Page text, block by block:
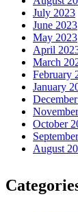
July 2023
June 2023
May 2023
April
March
February
January
October
August